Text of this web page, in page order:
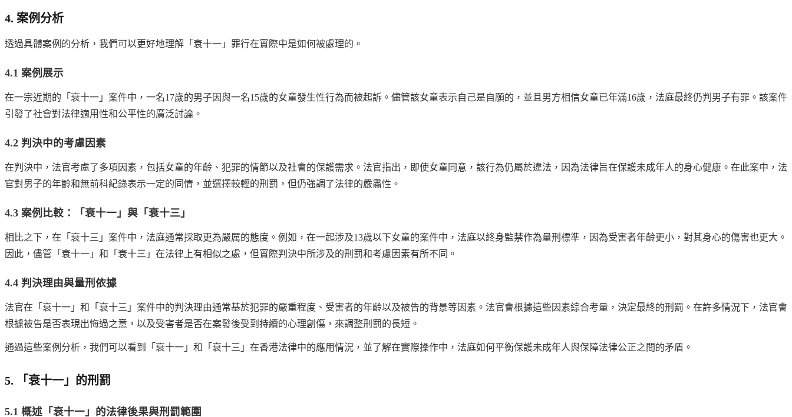
4. 案例分析
透過具體案例的分析，我們可以更好地理解「衰十一」罪行在實際中是如何被處理的。
4.1 案例展示
在一宗近期的「衰十一」案件中，一名17歲的男子因與一名15歲的女童發生性行為而被起訴。儘管該女童表示自己是自願的，並且男方相信女童已年滿16歲，法庭最終仍判男子有罪。該案件
引發了社會對法律適用性和公平性的廣泛討論。
4.2 判決中的考慮因素
在判決中，法官考慮了多項因素，包括女童的年齡、犯罪的情節以及社會的保護需求。法官指出，即使女童同意，該行為仍屬於違法，因為法律旨在保護未成年人的身心健康。在此案中，法
官對男子的年齡和無前科紀錄表示一定的同情，並選擇較輕的刑罰，但仍強調了法律的嚴肅性。
4.3 案例比較：「衰十一」與「衰十三」
相比之下，在「衰十三」案件中，法庭通常採取更為嚴厲的態度。例如，在一起涉及13歲以下女童的案件中，法庭以終身監禁作為量刑標準，因為受害者年齡更小，對其身心的傷害也更大。
因此，儘管「衰十一」和「衰十三」在法律上有相似之處，但實際判決中所涉及的刑罰和考慮因素有所不同。
4.4 判決理由與量刑依據
法官在「衰十一」和「衰十三」案件中的判決理由通常基於犯罪的嚴重程度、受害者的年齡以及被告的背景等因素。法官會根據這些因素綜合考量，決定最終的刑罰。在許多情況下，法官會
根據被告是否表現出悔過之意，以及受害者是否在案發後受到持續的心理創傷，來調整刑罰的長短。
通過這些案例分析，我們可以看到「衰十一」和「衰十三」在香港法律中的應用情況，並了解在實際操作中，法庭如何平衡保護未成年人與保障法律公正之間的矛盾。
5. 「衰十一」的刑罰
5.1 概述「衰十一」的法律後果與刑罰範圍